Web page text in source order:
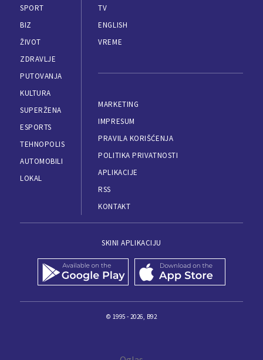
SPORT
BIZ
ŽIVOT
ZDRAVLJE
PUTOVANJA
KULTURA
SUPERŽENA
ESPORTS
TEHNOPOLIS
AUTOMOBILI
LOKAL
TV
ENGLISH
VREME
MARKETING
IMPRESUM
PRAVILA KORIŠĆENJA
POLITIKA PRIVATNOSTI
APLIKACIJE
RSS
KONTAKT
SKINI APLIKACIJU
© 1995 - 2026, B92